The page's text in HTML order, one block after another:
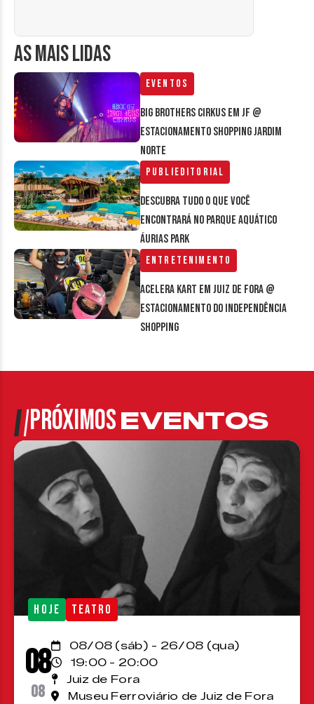
AS MAIS LIDAS
Eventos
Big Brothers Cirkus em JF @
estacionamento Shopping Jardim
Norte
Publieditorial
Descubra tudo o que você
encontrará no parque aquático
Áurias Park
Entretenimento
Acelera Kart em Juiz de Fora @
estacionamento do Independência
Shopping
PRÓXIMOSEVENTOS
HOJE TEATRO
08
08
08/08 (sáb) - 26/08 (qua)
19:00 - 20:00
Juiz de Fora
Museu Ferroviário de Juiz de Fora